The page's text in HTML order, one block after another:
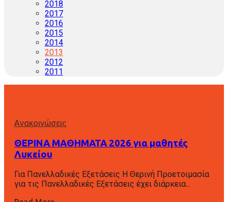
2018
2017
2016
2015
2014
2013
2012
2011
Ανακοινώσεις
ΘΕΡΙΝΑ ΜΑΘΗΜΑΤΑ 2026 για μαθητές
Λυκείου
Για Πανελλαδικές Εξετάσεις Η Θερινή Προετοιμασία
για τις Πανελλαδικές Εξετάσεις έχει διάρκεια...